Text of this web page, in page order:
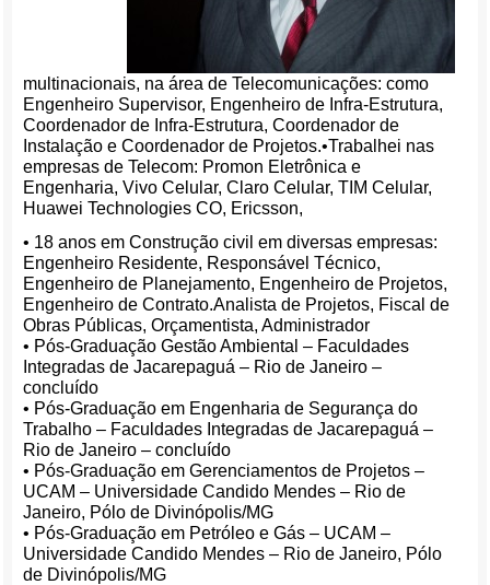
multinacionais, na área de Telecomunicações: como
Engenheiro Supervisor, Engenheiro de Infra-Estrutura,
Coordenador de Infra-Estrutura, Coordenador de
Instalação e Coordenador de Projetos.•Trabalhei nas
empresas de Telecom: Promon Eletrônica e
Engenharia, Vivo Celular, Claro Celular, TIM Celular,
Huawei Technologies CO, Ericsson,
• 18 anos em Construção civil em diversas empresas:
Engenheiro Residente, Responsável Técnico,
Engenheiro de Planejamento, Engenheiro de Projetos,
Engenheiro de Contrato.Analista de Projetos, Fiscal de
Obras Públicas, Orçamentista, Administrador
• Pós-Graduação Gestão Ambiental – Faculdades
Integradas de Jacarepaguá – Rio de Janeiro –
concluído
• Pós-Graduação em Engenharia de Segurança do
Trabalho – Faculdades Integradas de Jacarepaguá –
Rio de Janeiro – concluído
• Pós-Graduação em Gerenciamentos de Projetos –
UCAM – Universidade Candido Mendes – Rio de
Janeiro, Pólo de Divinópolis/MG
• Pós-Graduação em Petróleo e Gás – UCAM –
Universidade Candido Mendes – Rio de Janeiro, Pólo
de Divinópolis/MG